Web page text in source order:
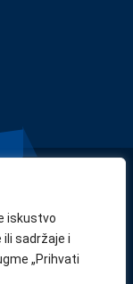
iskustvo
sadržaje i
„Prihvati